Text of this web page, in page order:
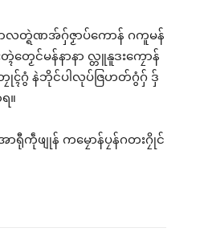
ာလတ္ရဲဏအ်ဂှ်ဇၟာပ်ကောန် ဂကူမန်
ေင်မန်နာနာ လ္တူနူဒးကၠောန်
ၚ်ဂွံ နဲဘိုင်ပါလုပ်ဇြဟတ်ဂွံဂှ် ဒှ်
။
ရီုကဵုဖျုန် ကမၠောန်ပၠန်ဂတးဂၠိုင်